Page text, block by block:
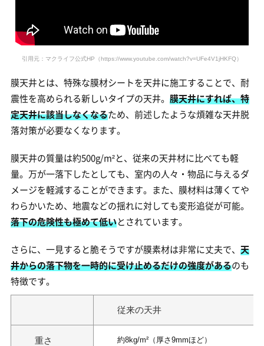
引用元：マクライフ公式HP （https://www.youtube.com/watch?v=UFe4V1jHKFQ）
膜天井とは、特殊な膜材シートを天井に施工することで、耐
震性を高められる新しいタイプの天井。 膜天井にすれば、特
定天井に該当しなくなるため、前述したような煩雑な天井脱
落対策が必要なくなります。
膜天井の質量は約500g/m²と、従来の天井材に比べても軽
量。万が一落下したとしても、室内の人々・物品に与えるダ
メージを軽減することができます。また、膜材料は薄くてや
わらかいため、地震などの揺れに対しても変形追従が可能。
落下の危険性も極めて低いとされています。
さらに、一見すると脆そうですが膜素材は非常に丈夫で、 天
井からの落下物を一時的に受け止めるだけの強度があるのも
特徴です。
従来の天井
重さ 約8kg/m²（厚さ9mmほど）